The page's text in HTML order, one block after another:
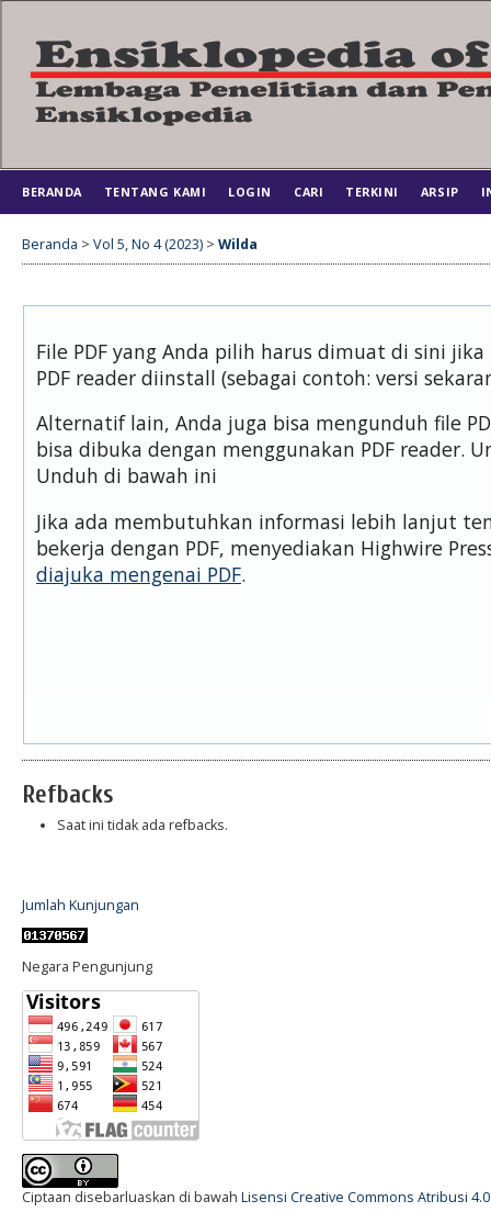
BERANDA TENTANG KAMI LOGIN CARI TERKINI ARSIP
Beranda > Vol 5, No 4 (2023) > Wilda
File PDF yang Anda pilih harus dimuat di sini
PDF reader diinstall (sebagai contoh: versi
Alternatif lain, Anda juga bisa mengunduh file
bisa dibuka dengan menggunakan PDF reader.
Unduh di bawah ini
Jika ada membutuhkan informasi lebih lanjut
bekerja dengan PDF, menyediakan Highwire
diajuka mengenai PDF.
Refbacks
Saat ini tidak ada refbacks.
Jumlah Kunjungan
Negara Pengunjung
Ciptaan disebarluaskan di bawah Lisensi Creative Commons Atribusi